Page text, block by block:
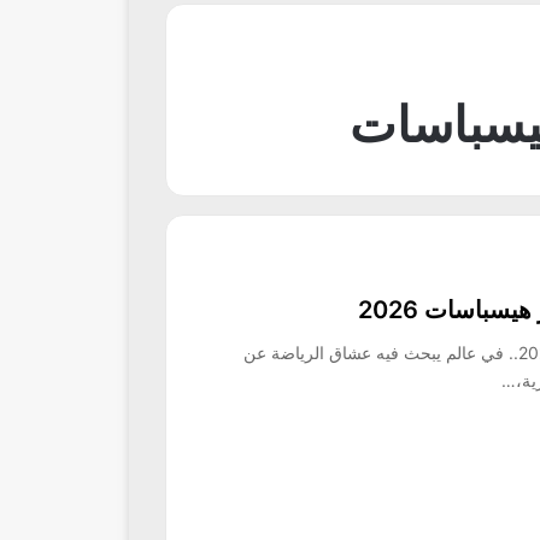
2026
ترددات القنوات المفتوحة على قمر هيسباسات 2026.. في عالم يبحث فيه عشاق الرياضة عن